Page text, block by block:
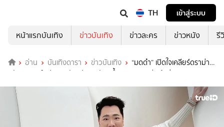
TH
เข้าสู่ระบบ
หน้าแรกบันเทิง
ข่าวบันเทิง ข่าวละคร ข่าวหนัง รี
อ่าน บันเทิงดารา ข่าวบันเทิง
“มดดำ” เปิดใจเคลียร์ดราม่า
หลังอินเตอร์แฟนจวกยับ ปมแตะตัว “น้ำตาล ทิพนารี” เข้าข่ายคุกคาม